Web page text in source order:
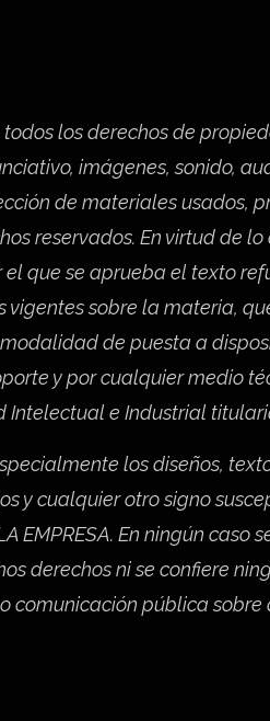
todos los derechos de
imágenes, sonido,
de materiales usados,
reservados. En virtud de
que se aprueba el texto
sobre la materia,
de puesta a
y por cualquier medio
Intelectual e Industrial
los diseños,
y cualquier otro signo
En ningún
derechos ni se confiere
pública